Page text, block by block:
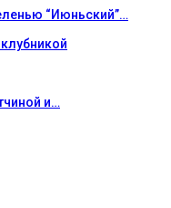
“Июньский”…
и…